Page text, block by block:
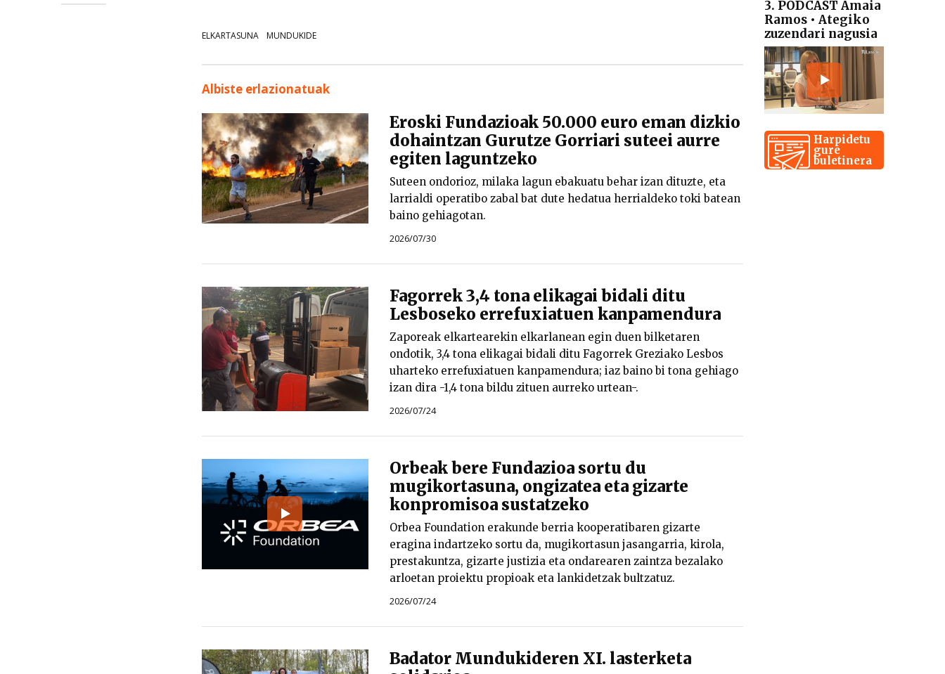
ELKARTASUNA MUNDUKIDE
Albiste erlazionatuak
Eroski Fundazioak 50.000 euro eman dizkio
dohaintzan Gurutze Gorriari suteei aurre
egiten laguntzeko
Suteen ondorioz, milaka lagun ebakuatu behar izan dituzte, eta
larrialdi operatibo zabal bat dute hedatua herrialdeko toki batean
baino gehiagotan.
2026/07/30
Fagorrek 3,4 tona elikagai bidali ditu
Lesboseko errefuxiatuen kanpamendura
Zaporeak elkartearekin elkarlanean egin duen bilketaren
ondotik, 3,4 tona elikagai bidali ditu Fagorrek Greziako Lesbos
uharteko errefuxiatuen kanpamendura; iaz baino bi tona gehiago
izan dira -1,4 tona bildu zituen aurreko urtean-.
2026/07/24
Orbeak bere Fundazioa sortu du
mugikortasuna, ongizatea eta gizarte
konpromisoa sustatzeko
Orbea Foundation erakunde berria kooperatibaren gizarte
eragina indartzeko sortu da, mugikortasun jasangarria, kirola,
prestakuntza, gizarte justizia eta ondarearen zaintza bezalako
arloetan proiektu propioak eta lankidetzak bultzatuz.
2026/07/24
Badator Mundukideren XI. lasterketa
3. PODCAST Amaia
Ramos • Ategiko
zuzendari nagusia
Harpidetu
gure
buletinera